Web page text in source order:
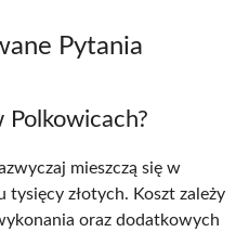
Pytania
Polkowicach?
mieszczą się w
tysięcy złotych. Koszt zależy
oraz dodatkowych